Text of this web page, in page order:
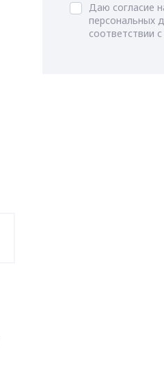
Даю согласие
персональных
соответствии